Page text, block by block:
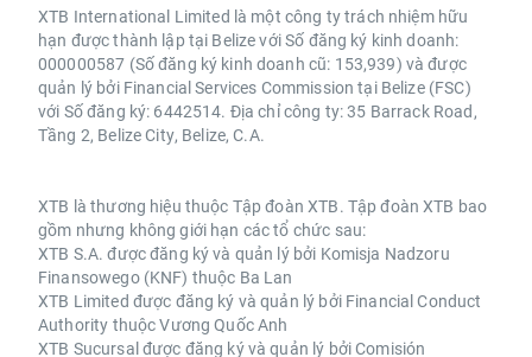
XTB International Limited là một công ty trách nhiệm hữu
hạn được thành lập tại Belize với Số đăng ký kinh doanh:
000000587 (Số đăng ký kinh doanh cũ: 153,939) và được
quản lý bởi Financial Services Commission tại Belize (FSC)
với Số đăng ký: 6442514. Địa chỉ công ty: 35 Barrack Road,
Tầng 2, Belize City, Belize, C.A.
XTB là thương hiệu thuộc Tập đoàn XTB. Tập đoàn XTB bao
gồm nhưng không giới hạn các tổ chức sau:
XTB S.A. được đăng ký và quản lý bởi Komisja Nadzoru
Finansowego (KNF) thuộc Ba Lan
XTB Limited được đăng ký và quản lý bởi Financial Conduct
Authority thuộc Vương Quốc Anh
XTB Sucursal được đăng ký và quản lý bởi Comisión